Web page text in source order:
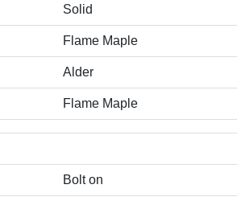
Solid
Flame Maple
Alder
Flame Maple
Bolt on